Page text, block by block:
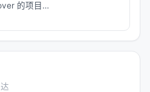
List 对应章节，并与同
工业案例交叉索引。读者可
/代理 → 评测」链路定位互
的项目
协议),把 Codex